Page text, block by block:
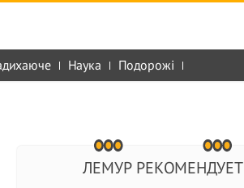
Наука Подорожі
ЛЕМУР РЕКОМЕНДУЕТ